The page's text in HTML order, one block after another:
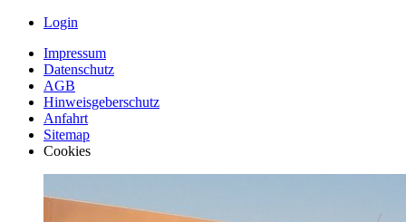
Login
Impressum
Datenschutz
AGB
Hinweisgeberschutz
Anfahrt
Sitemap
Cookies